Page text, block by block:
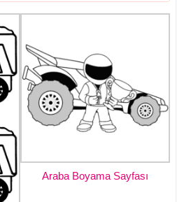
Araba Boyama Sayfası